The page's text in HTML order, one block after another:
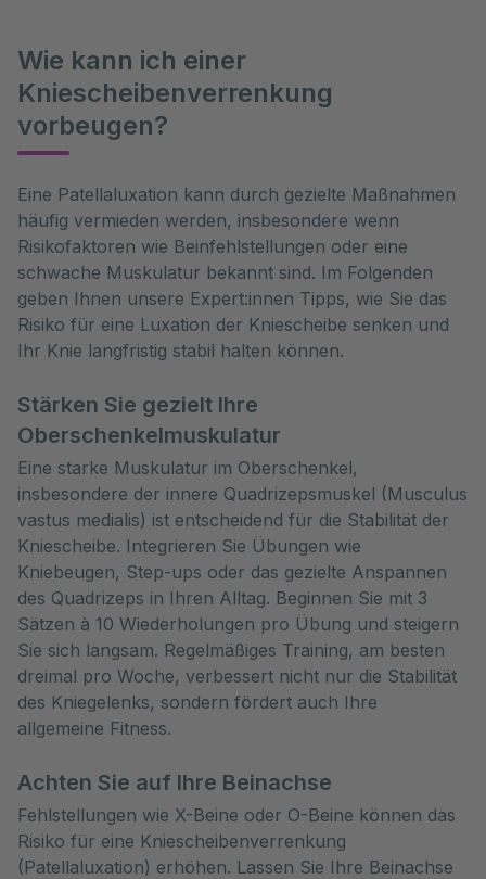
Wie kann ich einer
Kniescheibenverrenkung
vorbeugen?
Eine Patellaluxation kann durch gezielte Maßnahmen
häufig vermieden werden, insbesondere wenn
Risikofaktoren wie Beinfehlstellungen oder eine
schwache Muskulatur bekannt sind. Im Folgenden
geben Ihnen unsere Expert:innen Tipps, wie Sie das
Risiko für eine Luxation der Kniescheibe senken und
Ihr Knie langfristig stabil halten können.
Stärken Sie gezielt Ihre
Oberschenkelmuskulatur
Eine starke Muskulatur im Oberschenkel,
insbesondere der innere Quadrizepsmuskel (Musculus
vastus medialis) ist entscheidend für die Stabilität der
Kniescheibe. Integrieren Sie Übungen wie
Kniebeugen, Step-ups oder das gezielte Anspannen
des Quadrizeps in Ihren Alltag. Beginnen Sie mit 3
Sätzen à 10 Wiederholungen pro Übung und steigern
Sie sich langsam. Regelmäßiges Training, am besten
dreimal pro Woche, verbessert nicht nur die Stabilität
des Kniegelenks, sondern fördert auch Ihre
allgemeine Fitness.
Achten Sie auf Ihre Beinachse
Fehlstellungen wie X-Beine oder O-Beine können das
Risiko für eine Kniescheibenverrenkung
(Patellaluxation) erhöhen. Lassen Sie Ihre Beinachse